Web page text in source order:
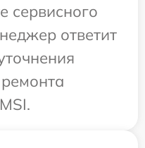
сервисного
ответит